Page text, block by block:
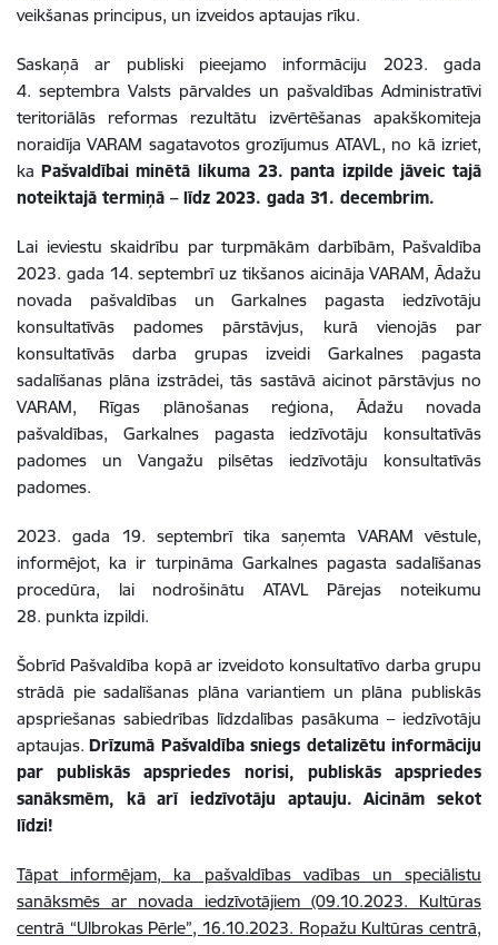
veikšanas principus, un izveidos aptaujas rīku.
Saskaņā ar publiski pieejamo informāciju 2023. gada
4. septembra Valsts pārvaldes un pašvaldības Administratīvi
teritoriālās reformas rezultātu izvērtēšanas apakškomiteja
noraidīja VARAM sagatavotos grozījumus ATAVL, no kā izriet,
ka Pašvaldībai minētā likuma 23. panta izpilde jāveic tajā
noteiktajā termiņā – līdz 2023. gada 31. decembrim.
Lai ieviestu skaidrību par turpmākām darbībām, Pašvaldība
2023. gada 14. septembrī uz tikšanos aicināja VARAM, Ādažu
novada pašvaldības un Garkalnes pagasta iedzīvotāju
konsultatīvās padomes pārstāvjus, kurā vienojās par
konsultatīvās darba grupas izveidi Garkalnes pagasta
sadalīšanas plāna izstrādei, tās sastāvā aicinot pārstāvjus no
VARAM, Rīgas plānošanas reģiona, Ādažu novada
pašvaldības, Garkalnes pagasta iedzīvotāju konsultatīvās
padomes un Vangažu pilsētas iedzīvotāju konsultatīvās
padomes.
2023. gada 19. septembrī tika saņemta VARAM vēstule,
informējot, ka ir turpināma Garkalnes pagasta sadalīšanas
procedūra, lai nodrošinātu ATAVL Pārejas noteikumu
28. punkta izpildi.
Šobrīd Pašvaldība kopā ar izveidoto konsultatīvo darba grupu
strādā pie sadalīšanas plāna variantiem un plāna publiskās
apspriešanas sabiedrības līdzdalības pasākuma – iedzīvotāju
aptaujas.Drīzumā Pašvaldība sniegs detalizētu informāciju
par publiskās apspriedes norisi, publiskās apspriedes
sanāksmēm, kā arī iedzīvotāju aptauju. Aicinām sekot
līdzi!
Tāpat informējam, ka pašvaldības vadības un speciālistu
sanāksmēs ar novada iedzīvotājiem (09.10.2023. Kultūras
centrā “Ulbrokas Pērle”, 16.10.2023. Ropažu Kultūras centrā,